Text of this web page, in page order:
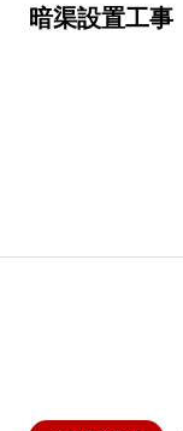
暗渠設置工事